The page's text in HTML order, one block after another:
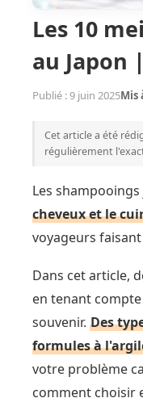
Les 10
au Japon
Publié : 9 juin 2025Mis
Cet article a été
régulièrement
Les
cheveux et le
voyageurs
Dans cet article,
en tenant
souvenir. Des
formules à
votre problème
comment choisir